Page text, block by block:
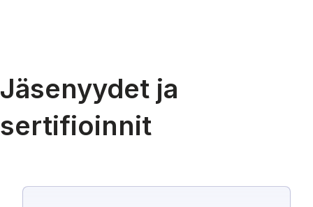
Jäsenyydet ja
sertifioinnit